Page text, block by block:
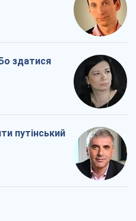
здатися
путінський